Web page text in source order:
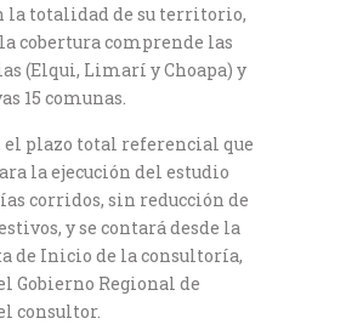
la totalidad de su territorio,
cobertura comprende las
(Elqui, Limarí y Choapa) y
15 comunas.
plazo total referencial que
la ejecución del estudio
corridos, sin reducción de
y se contará desde la
de Inicio de la consultoría,
Gobierno Regional de
consultor.